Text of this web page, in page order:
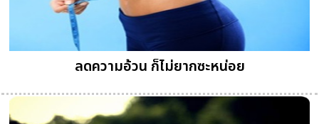
ลดความอ้วน ก็ไม่ยากซะหน่อย